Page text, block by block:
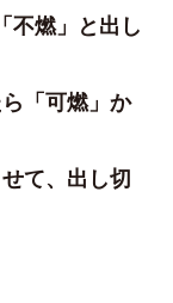
不燃」と出し
「可燃」か
て、出し切